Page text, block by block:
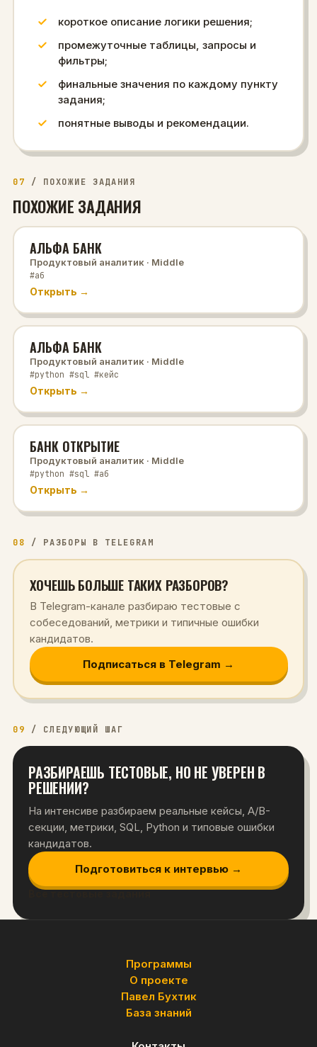
короткое описание логики решения;
промежуточные таблицы, запросы и
фильтры;
финальные значения по каждому пункту
задания;
понятные выводы и рекомендации.
07 / ПОХОЖИЕ ЗАДАНИЯ
ПОХОЖИЕ ЗАДАНИЯ
АЛЬФА БАНК
Продуктовый аналитик · Middle
#аб
Открыть →
АЛЬФА БАНК
Продуктовый аналитик · Middle
#python #sql #кейс
Открыть →
БАНК ОТКРЫТИЕ
Продуктовый аналитик · Middle
#python #sql #аб
Открыть →
08 / РАЗБОРЫ В TELEGRAM
ХОЧЕШЬ БОЛЬШЕ ТАКИХ РАЗБОРОВ?
В Telegram-канале разбираю тестовые с
собеседований, метрики и типичные ошибки
кандидатов.
Подписаться в Telegram →
09 / СЛЕДУЮЩИЙ ШАГ
РАЗБИРАЕШЬ ТЕСТОВЫЕ, НО НЕ УВЕРЕН В
РЕШЕНИИ?
На интенсиве разбираем реальные кейсы, A/B-
секции, метрики, SQL, Python и типовые ошибки
кандидатов.
Подготовиться к интервью →
Все тестовые задания
Программы
О проекте
Павел Бухтик
База знаний